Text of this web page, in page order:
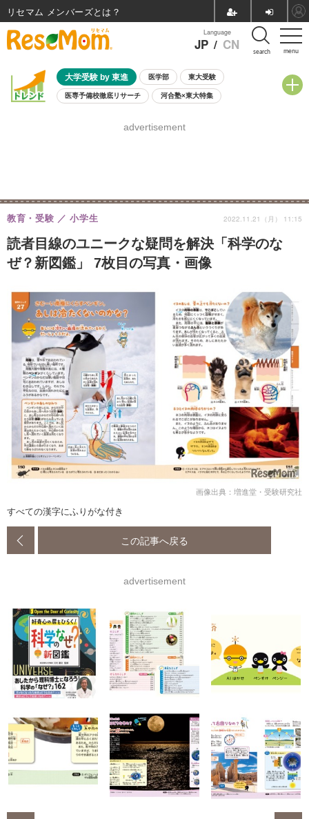
menu
Language
JP / CN search
大学受験 by 東進 医学部 東大受験
医専予備校徹底リサーチ 河合塾×東大特集
8月開催学校説明会・相談会
advertisement
読者目線のユニークな疑問を解決「科学のな
ぜ？新図鑑」 7枚目の写真・画像
教育・受験 小学生 2022.11.21（月） 11:15
画像出典：増進堂・受験研究社
すべての漢字にふりがな付き
この記事へ戻る
advertisement
リセマム メンバーズ